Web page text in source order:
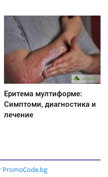
Еритема мултиформе:
Симптоми, диагностика и
лечение
PromoCode.bg